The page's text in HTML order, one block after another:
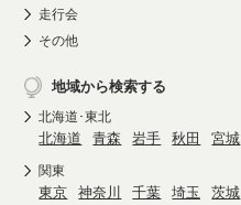
走行会
その他
地域から検索する
北海道･東北
北海道 青森 岩手 秋田 宮城
関東
東京 神奈川 千葉 埼玉 茨城